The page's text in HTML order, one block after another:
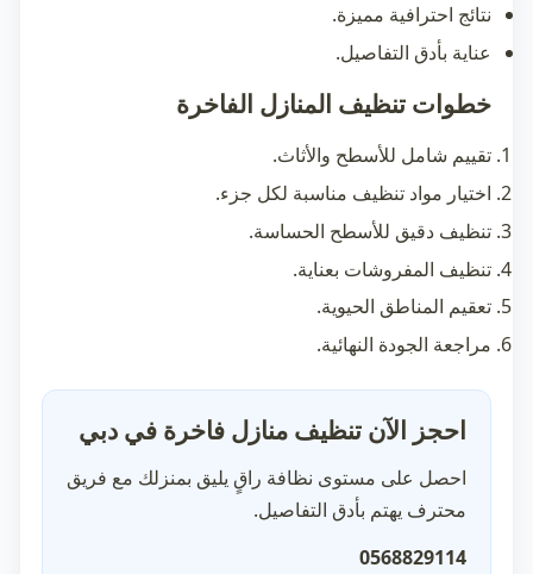
نتائج احترافية مميزة.
عناية بأدق التفاصيل.
خطوات تنظيف المنازل الفاخرة
تقييم شامل للأسطح والأثاث.
اختيار مواد تنظيف مناسبة لكل جزء.
تنظيف دقيق للأسطح الحساسة.
تنظيف المفروشات بعناية.
تعقيم المناطق الحيوية.
مراجعة الجودة النهائية.
احجز الآن تنظيف منازل فاخرة في دبي
احصل على مستوى نظافة راقٍ يليق بمنزلك مع فريق
محترف يهتم بأدق التفاصيل.
0568829114